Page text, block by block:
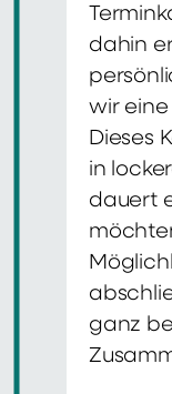
dahin
wir
Dieses
in
dauert
ganz